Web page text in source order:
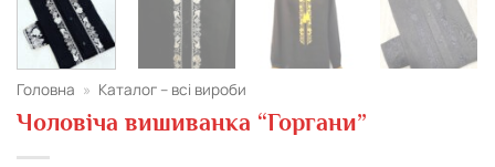
Головна » Каталог – всі вироби
Чоловіча вишиванка “Горгани”